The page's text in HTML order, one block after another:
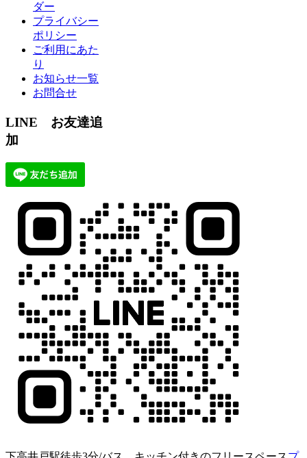
ダー
プライバシー
ポリシー
ご利用にあた
り
お知らせ一覧
お問合せ
LINE お友達追
加